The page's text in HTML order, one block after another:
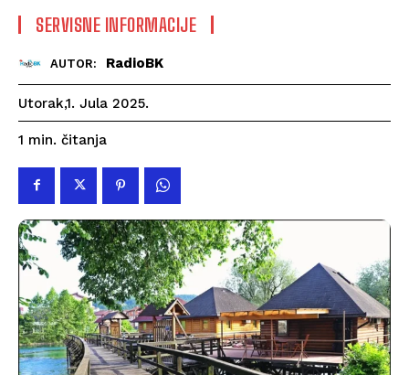
SERVISNE INFORMACIJE
AUTOR: RadioBK
Utorak,1. Jula 2025.
1 min. čitanja